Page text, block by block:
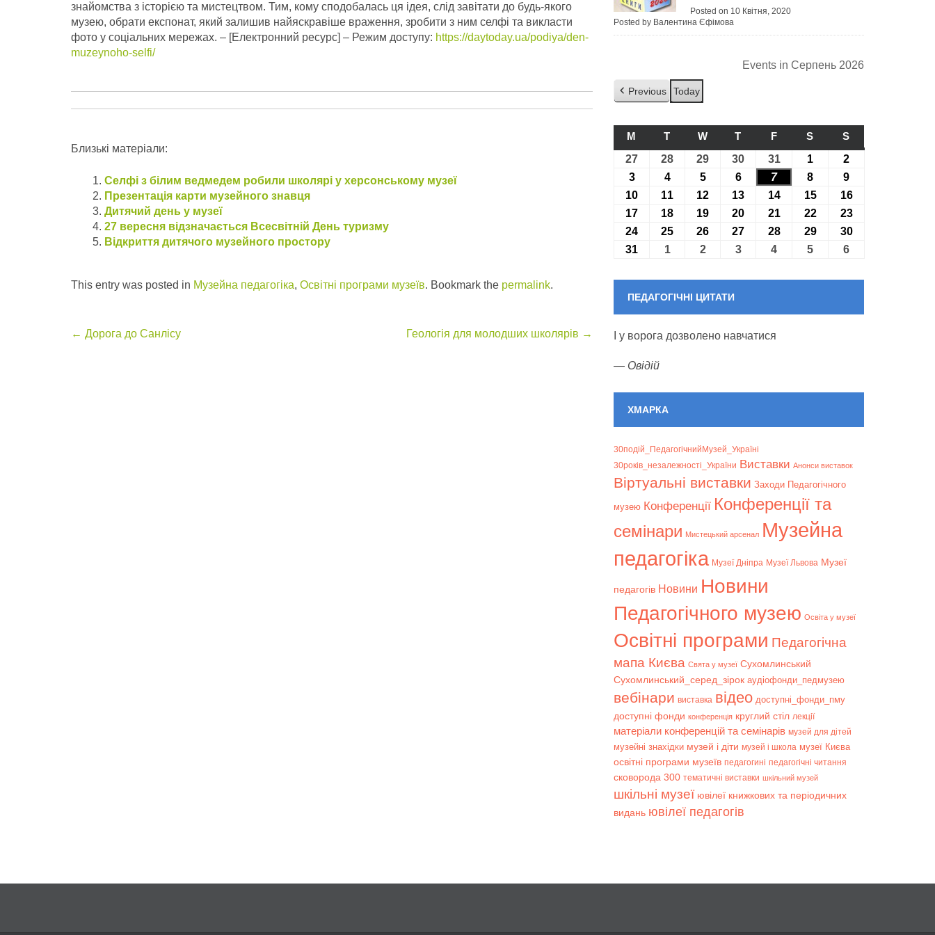
знайомства з історією та мистецтвом. Тим, кому сподобалась ця ідея, слід завітати до будь-якого
музею, обрати експонат, який залишив найяскравіше враження, зробити з ним селфі та викласти
фото у соціальних мережах. – [Електронний ресурс] – Режим доступу: https://daytoday.ua/podiya/den-
muzeynoho-selfi/
Близькі матеріали:
Селфі з білим ведмедем робили школярі у херсонському музеї
Презентація карти музейного знавця
Дитячий день у музеї
27 вересня відзначається Всесвітній День туризму
Відкриття дитячого музейного простору
This entry was posted in Музейна педагогіка, Освітні програми музеїв. Bookmark the permalink.
Post
← Дорога до Санлісу Геологія для молодших школярів →
Posted on 10 Квітня, 2020
Posted by Валентина Єфімова
Events in Серпень 2026
Previous Today
M ПОНЕДІЛОК
T ВІВТОРОК
WСЕРЕДА
T ЧЕТВЕР
FП’ЯТНИЦЯ
S СУБОТА
S
27 27.07.2026
28 28.07.2026
29 29.07.2026
30 30.07.2026
3131.07.2026
1 01.08.2026
2
303.08.2026
404.08.2026
505.08.2026
606.08.2026
707.08.2026
8 08.08.2026
9
10 10.08.2026
11 11.08.2026
12 12.08.2026
13 13.08.2026
1414.08.2026
1515.08.2026
1616.08.2026
17 17.08.2026
18 18.08.2026
19 19.08.2026
20 20.08.2026
2121.08.2026
2222.08.2026
2323.08.2026
24 24.08.2026
25 25.08.2026
26 26.08.2026
27 27.08.2026
2828.08.2026
2929.08.2026
3030.08.2026
31 31.08.2026
101.09.2026
202.09.2026
303.09.2026
4 04.09.2026
5 05.09.2026
6
ПЕДАГОГІЧНІ ЦИТАТИ
І у ворога дозволено навчатися
— Овідій
ХМАРКА
30подій_ПедагогічнийМузей_Україні
30років_незалежності_України Bиставки Анонси виставок
Віртуальні виставки Заходи Педагогічного
музею Конференції Конференції та
семінари Мистецький арсенал Музейна
педагогіка Музеї Дніпра Музеї Львова Музеї
педагогів Новини Новини
Педагогічного музею Освіта у музеї
Освітні програми Педагогічна
мапа Києва Свята у музеї Сухомлинський
Сухомлинський_серед_зірок аудіофонди_педмузею
вебінари виставка відео доступні_фонди_пму
доступні фонди конференція круглий стіл лекції
матеріали конференцій та семінарів музей для дітей
музейні знахідки музей і діти музей і школа музеї Києва
освітні програми музеїв педагогині педагогічні читання
сковорода 300 тематичні виставки шкільний музей
шкільні музеї ювілеї книжкових та періодичних
видань ювілеї педагогів